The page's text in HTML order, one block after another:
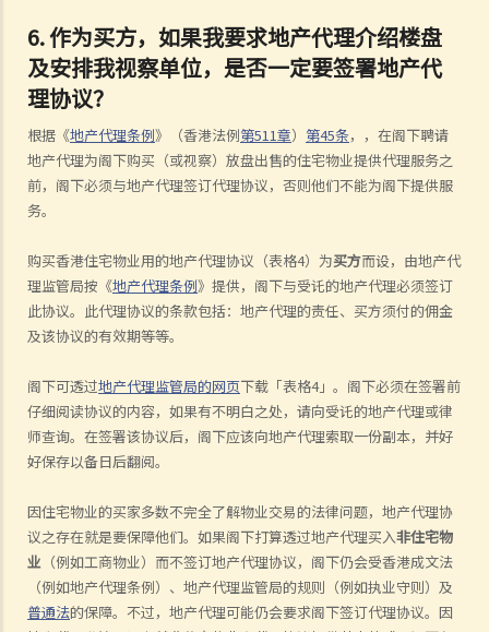
6. 作为买方，如果我要求地产代理介绍楼盘
及安排我视察单位，是否一定要签署地产代
理协议？
根据《地产代理条例》（香港法例第511章） 第45条，，在阁下聘请
地产代理为阁下购买（或视察）放盘出售的住宅物业提供代理服务之
前，阁下必须与地产代理签订代理协议，否则他们不能为阁下提供服
务。
购买香港住宅物业用的地产代理协议（表格4）为买方而设，由地产代
理监管局按《地产代理条例》提供，阁下与受讬的地产代理必须签订
此协议。此代理协议的条款包括：地产代理的责任、买方须付的佣金
及该协议的有效期等等。
阁下可透过地产代理监管局的网页下载「表格4」。阁下必须在签署前
仔细阅读协议的内容，如果有不明白之处，请向受讬的地产代理或律
师查询。在签署该协议后，阁下应该向地产代理索取一份副本，并好
好保存以备日后翻阅。
因住宅物业的买家多数不完全了解物业交易的法律问题，地产代理协
议之存在就是要保障他们。如果阁下打算透过地产代理买入非住宅物
业 （例如工商物业）而不签订地产代理协议，阁下仍会受香港成文法
（例如地产代理条例）、地产代理监管局的规则（例如执业守则）及
普通法的保障。不过，地产代理可能仍会要求阁下签订代理协议。因